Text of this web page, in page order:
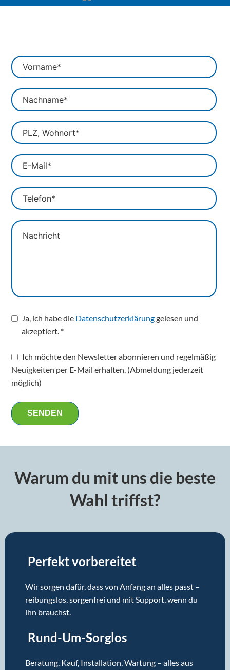
Ja, ich habe die Datenschutzerklärunggelesen und
akzeptiert. *
Ich möchte den Newsletter abonnieren und regelmäßig
Neuigkeiten per E-Mail erhalten. (Abmeldung jederzeit
möglich)
SENDEN
Warum du mit uns die beste
Wahl triffst?
Perfekt vorbereitet
Wir sorgen dafür, dass von Anfang an alles passt –
reibungslos, sorgenfrei und mit Support, wenn du
ihn brauchst.
Rund-Um-Sorglos
Beratung, Kauf, Installation, Wartung – alles aus